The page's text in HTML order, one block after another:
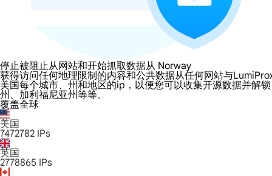
停止被阻止从网站和开始抓取数据从 Norway
获得访问任何地理限制的内容和公共数据从任何网站与
美国每个城市、州和地区的ip，以便您可以收集开源数据并解
州、加利福尼亚州等等。
覆盖全球
美国
7472782 IPs
英国
2778865 IPs